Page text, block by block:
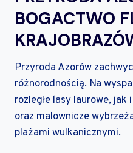
BOGACTWO
Przyroda Azorów
różnorodnością. Na
rozległe lasy laurowe,
oraz malownicze
plażami wulkanicznymi.